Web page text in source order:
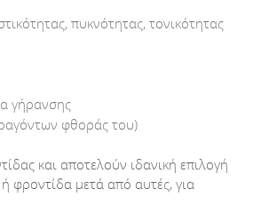
πυκνότητας, τονικότητας
γήρανσης
φθοράς του)
και αποτελούν ιδανική επιλογή
φροντίδα μετά από αυτές, για